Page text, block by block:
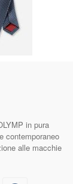
in pura
contemporaneo
alle macchie